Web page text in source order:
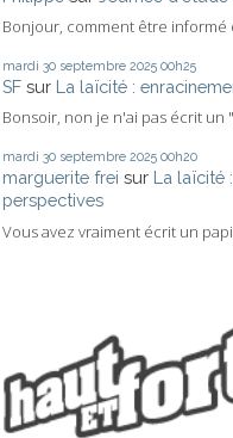
Bonjour, comment être informé
mardi 30 septembre 2025 00h25
SF sur La laïcité :
Bonsoir, non je n'ai pas écrit un
mardi 30 septembre 2025 00h20
marguerite frei sur La laïcité
perspectives
Vous avez vraiment écrit un